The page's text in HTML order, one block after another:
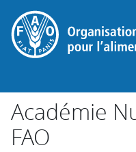
Passer au contenu
Académie
FAO